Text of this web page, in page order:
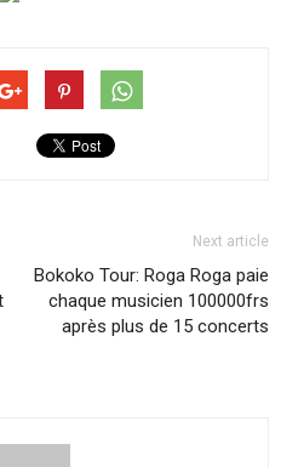
Next article
Bokoko Tour: Roga Roga paie
chaque musicien 100000frs
après plus de 15 concerts